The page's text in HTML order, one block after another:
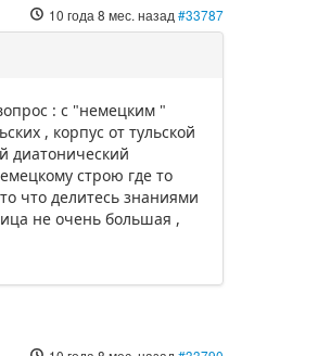
10 года 8 мес. назад #33787
: с "немецким "
, корпус от тульской
диатонический
строю где то
что делитесь знаниями
не очень большая ,